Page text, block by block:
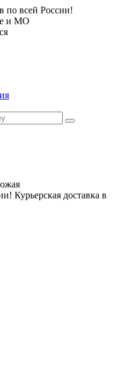
по всей России!
и МО
Курьерская доставка в